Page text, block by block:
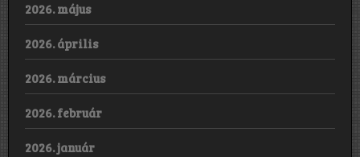
2026. május
2026. április
2026. március
2026. február
2026. január